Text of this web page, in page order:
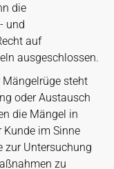
die
und
auf
ausgeschlossen.
steht
oder Austausch
die Mängel in
Kunde im Sinne
zur Untersuchung
zu